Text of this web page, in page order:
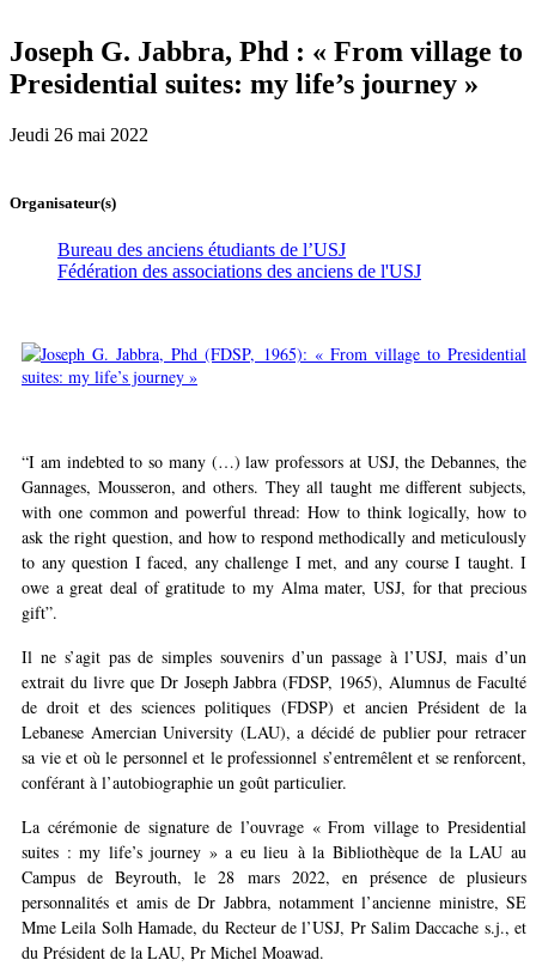
Joseph G. Jabbra, Phd : « From village to
Presidential suites: my life’s journey »
Jeudi 26 mai 2022
Organisateur(s)
Bureau des anciens étudiants de l’USJ
Fédération des associations des anciens de l'USJ
“I am indebted to so many (…) law professors at USJ, the Debannes, the
Gannages, Mousseron, and others. They all taught me different subjects,
with one common and powerful thread: How to think logically, how to
ask the right question, and how to respond methodically and meticulously
to any question I faced, any challenge I met, and any course I taught. I
owe a great deal of gratitude to my Alma mater, USJ, for that precious
gift”.
Il ne s’agit pas de simples souvenirs d’un passage à l’USJ, mais d’un
extrait du livre que Dr Joseph Jabbra (FDSP, 1965), Alumnus de Faculté
de droit et des sciences politiques (FDSP) et ancien Président de la
Lebanese Amercian University (LAU), a décidé de publier pour retracer
sa vie et où le personnel et le professionnel s’entremêlent et se renforcent,
conférant à l’autobiographie un goût particulier.
La cérémonie de signature de l’ouvrage « From village to Presidential
suites : my life’s journey » a eu lieu à la Bibliothèque de la LAU au
Campus de Beyrouth, le 28 mars 2022, en présence de plusieurs
personnalités et amis de Dr Jabbra, notamment l’ancienne ministre, SE
Mme Leila Solh Hamade, du Recteur de l’USJ, Pr Salim Daccache s.j., et
du Président de la LAU, Pr Michel Moawad.